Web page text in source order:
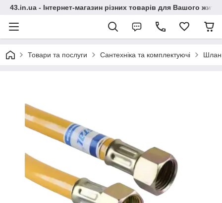
43.in.ua - Інтернет-магазин різних товарів для Вашого
Товари та послуги Сантехніка та комплектуючі